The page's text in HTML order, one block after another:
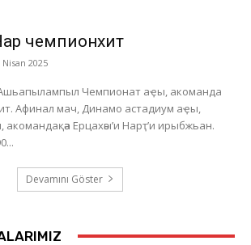
чемпионхит
Nisan 2025
Чемпионат аҿы, акоманда
Афинал мач, Динамо астадиум аҿы,
акомандақәа Ерцахәы’и Нарҭ’и ирыбжьан.
Devamını Göster